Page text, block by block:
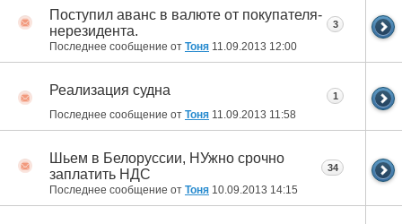
Поступил аванс в валюте от покупателя-
нерезидента.
Последнее сообщение от Тоня 11.09.2013 12:00
3
Реализация судна
Последнее сообщение от Тоня 11.09.2013 11:58
1
Шьем в Белоруссии, НУжно срочно
заплатить НДС
Последнее сообщение от Тоня 10.09.2013 14:15
34